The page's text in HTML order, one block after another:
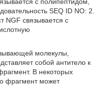
SEQ ID NO: 2.
NGF связывается с
молекулы,
собой антитело к
В некоторых
фрагмент может